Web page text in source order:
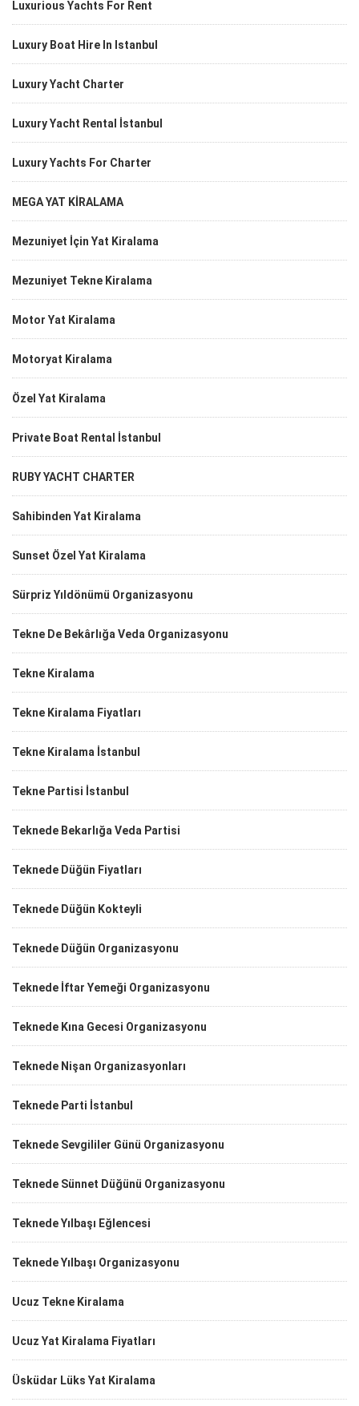
Luxurious Yachts For Rent
Luxury Boat Hire In Istanbul
Luxury Yacht Charter
Luxury Yacht Rental İstanbul
Luxury Yachts For Charter
MEGA YAT KİRALAMA
Mezuniyet İçin Yat Kiralama
Mezuniyet Tekne Kiralama
Motor Yat Kiralama
Motoryat Kiralama
Özel Yat Kiralama
Private Boat Rental İstanbul
RUBY YACHT CHARTER
Sahibinden Yat Kiralama
Sunset Özel Yat Kiralama
Sürpriz Yıldönümü Organizasyonu
Tekne De Bekârlığa Veda Organizasyonu
Tekne Kiralama
Tekne Kiralama Fiyatları
Tekne Kiralama İstanbul
Tekne Partisi İstanbul
Teknede Bekarlığa Veda Partisi
Teknede Düğün Fiyatları
Teknede Düğün Kokteyli
Teknede Düğün Organizasyonu
Teknede İftar Yemeği Organizasyonu
Teknede Kına Gecesi Organizasyonu
Teknede Nişan Organizasyonları
Teknede Parti İstanbul
Teknede Sevgililer Günü Organizasyonu
Teknede Sünnet Düğünü Organizasyonu
Teknede Yılbaşı Eğlencesi
Teknede Yılbaşı Organizasyonu
Ucuz Tekne Kiralama
Ucuz Yat Kiralama Fiyatları
Üsküdar Lüks Yat Kiralama